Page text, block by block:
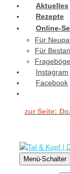
Aktuelles
Rezepte
Online-
Für
Für
Instagram
Facebook
zur Seite:
Menü-Schalter